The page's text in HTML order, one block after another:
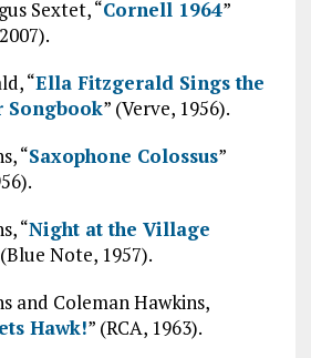
Sextet, “Cornell 1964”
“Ella Fitzgerald Sings the
Songbook” (Verve, 1956).
“Saxophone Colossus”
“Night at the Village
Note, 1957).
and Coleman Hawkins,
Hawk!” (RCA, 1963).